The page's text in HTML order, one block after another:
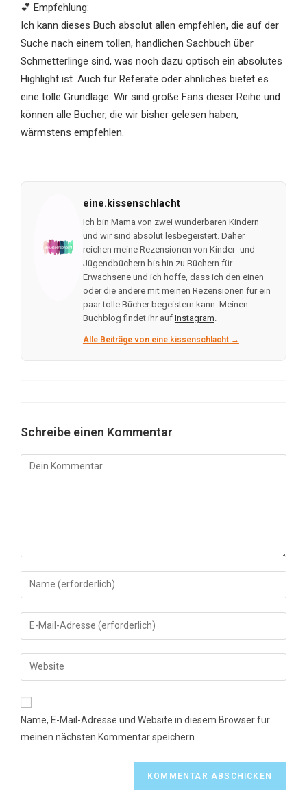
💕 Empfehlung:
Ich kann dieses Buch absolut allen empfehlen, die auf der
Suche nach einem tollen, handlichen Sachbuch über
Schmetterlinge sind, was noch dazu optisch ein absolutes
Highlight ist. Auch für Referate oder ähnliches bietet es
eine tolle Grundlage. Wir sind große Fans dieser Reihe und
können alle Bücher, die wir bisher gelesen haben,
wärmstens empfehlen.
eine.kissenschlacht
Ich bin Mama von zwei wunderbaren Kindern
und wir sind absolut lesbegeistert. Daher
reichen meine Rezensionen von Kinder- und
Jügendbüchern bis hin zu Büchern für
Erwachsene und ich hoffe, dass ich den einen
oder die andere mit meinen Rezensionen für ein
paar tolle Bücher begeistern kann. Meinen
Buchblog findet ihr auf Instagram
Alle Beiträge von eine.kissenschlacht →
Schreibe einen Kommentar
Kommentar
Gib
deinen
Namen
oder
zum
Kommentieren
ein
Gib
deine
E-
Mail-
zum
Kommentieren
ein
Gib
deine
Website-
Name, E-Mail-Adresse und Website in diesem Browser für
meinen nächsten Kommentar speichern.